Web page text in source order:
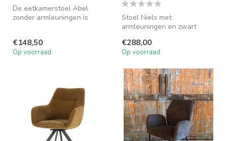
De eetkamerstoel Abel
zonder armleuningen is
€148,50
Op voorraad
Stoel Niels met
armleuningen en zwart
en stijl. Ook lev...
€288,00
Op voorraad